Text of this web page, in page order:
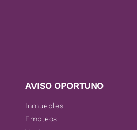
AVISO OPORTUNO
Inmuebles
Empleos